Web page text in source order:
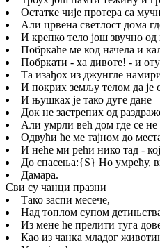
Остатке чије протера са
Али црвена светлост дома
И крепко тело још звучно
Побркаће ме код начела и
Побркати - ха дивоте! - и
Та изађох из джунгле
И покрих земљу телом да је
И њушках је тако дуге дане
Док не застрепих од
Али умрли већ дом где се не
Одвући ће ме тајном до
И неће ми рећи нико тад -
До спасења:{S} Но умрећу,
Дамара.
Сви су чанци празни
Тако заспи месече,
Над топлом супом
Из мене ће прелити туга
Као из чанка младог